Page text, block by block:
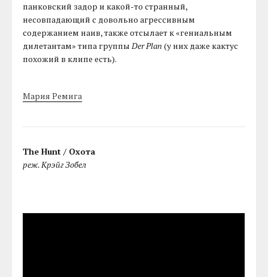
панковский задор и какой-то странный,
несовпадающий с довольно агрессивным
содержанием наив, также отсылает к «гениальным
дилетантам» типа группыDer Plan (у них даже кактус
похожий в клипе есть).
Мария Ремига
The Hunt / Охота
реж. Крэйг Зобел